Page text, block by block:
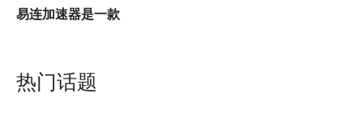
易连加速器是一款
热门话题